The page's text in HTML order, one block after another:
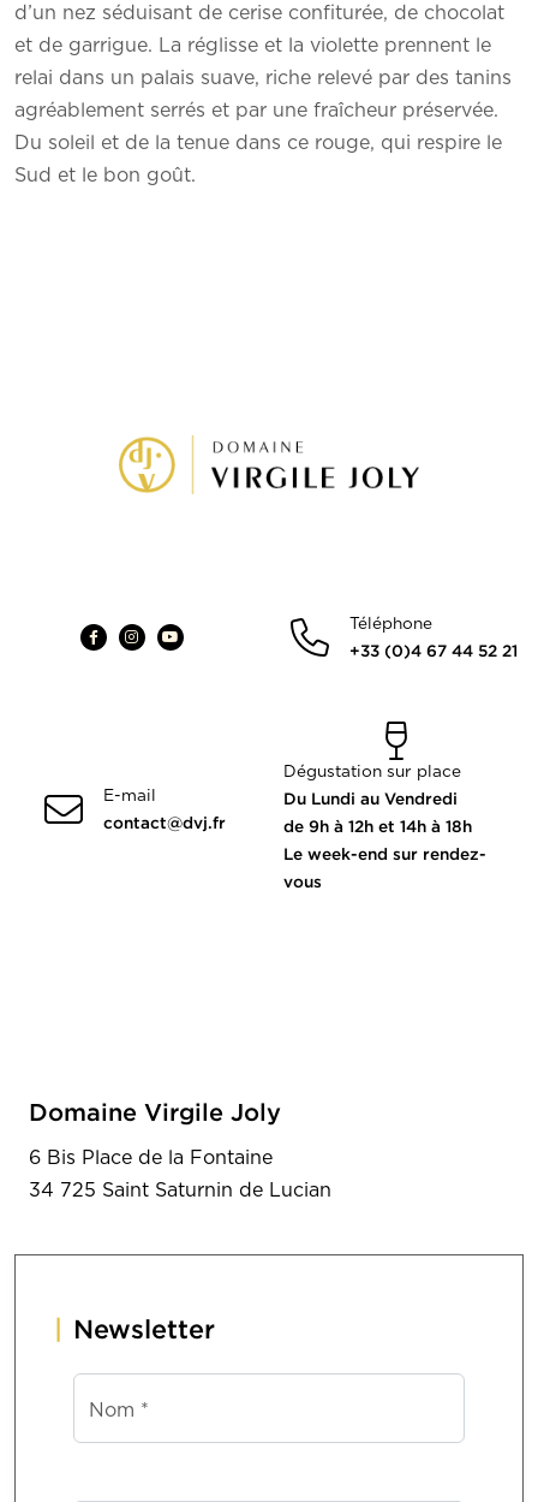
d’un nez séduisant de cerise confiturée, de chocolat
et de garrigue. La réglisse et la violette prennent le
relai dans un palais suave, riche relevé par des tanins
agréablement serrés et par une fraîcheur préservée.
Du soleil et de la tenue dans ce rouge, qui respire le
Sud et le bon goût.
Téléphone
+33 (0)4 67 44 52 21
E-mail
contact@dvj.fr
Dégustation sur place
Du Lundi au Vendredi
de 9h à 12h et 14h à 18h
Le week-end sur rendez-
vous
Domaine Virgile Joly
6 Bis Place de la Fontaine
34 725 Saint Saturnin de Lucian
Newsletter
Nom *